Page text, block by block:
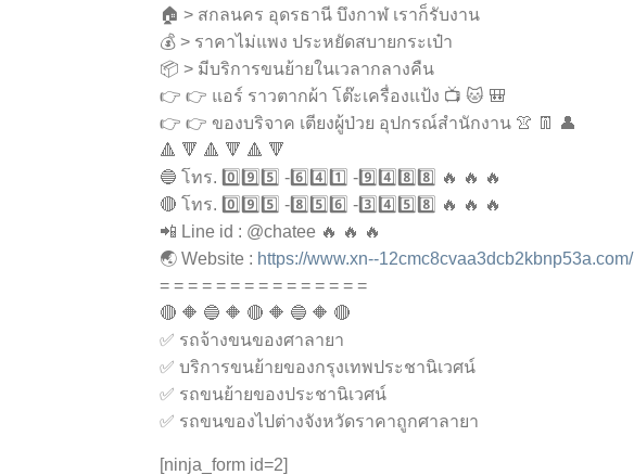
🏠 > สกลนคร อุดรธานี บึงกาฬ เราก็รับงาน
💰 > ราคาไม่แพง ประหยัดสบายกระเป๋า
📦 > มีบริการขนย้ายในเวลากลางคืน
👉 👉 แอร์ ราวตากผ้า โต๊ะเครื่องแป้ง 📺 🐱 🎒
👉 👉 ของบริจาค เตียงผู้ป่วย อุปกรณ์สำนักงาน 👚 👖 👤
🔺 🔻 🔺 🔻 🔺 🔻
🔵 โทร. 0️⃣9️⃣5️⃣ -6️⃣4️⃣1️⃣ -9️⃣4️⃣8️⃣8️⃣ 🔥 🔥 🔥
🔴 โทร. 0️⃣9️⃣5️⃣ -8️⃣5️⃣6️⃣ -3️⃣4️⃣5️⃣8️⃣ 🔥 🔥 🔥
📲 Line id : @chatee 🔥 🔥 🔥
🌏 Website : https://www.xn--12cmc8cvaa3dcb2kbnp53a.com/
= = = = = = = = = = = = = = =
🔴 🔶 🔵 🔶 🔴 🔶 🔵 🔶 🔴
✅ รถจ้างขนของศาลายา
✅ บริการขนย้ายของกรุงเทพประชานิเวศน์
✅ รถขนย้ายของประชานิเวศน์
✅ รถขนของไปต่างจังหวัดราคาถูกศาลายา
[ninja_form id=2]